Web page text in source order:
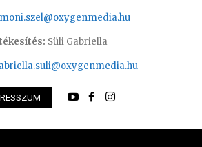
moni.szel@oxygenmedia.hu
Süli Gabriella